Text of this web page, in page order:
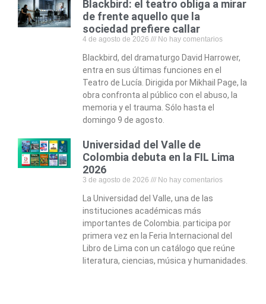
Blackbird: el teatro obliga a mirar
de frente aquello que la
sociedad prefiere callar
4 de agosto de 2026 No hay comentarios
Blackbird, del dramaturgo David Harrower,
entra en sus últimas funciones en el
Teatro de Lucía. Dirigida por Mikhail Page, la
obra confronta al público con el abuso, la
memoria y el trauma. Sólo hasta el
domingo 9 de agosto.
Universidad del Valle de
Colombia debuta en la FIL Lima
2026
3 de agosto de 2026 No hay comentarios
La Universidad del Valle, una de las
instituciones académicas más
importantes de Colombia. participa por
primera vez en la Feria Internacional del
Libro de Lima con un catálogo que reúne
literatura, ciencias, música y humanidades.